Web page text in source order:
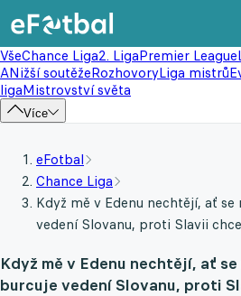
VšeChance Liga2. LigaPremier League
ANižší soutěžeRozhovoryLiga mistrů
ligaMistrovství světa
Více
eFotbal
Chance Liga
Když mě v Edenu nechtějí, ať
vedení Slovanu, proti Slavii
Když mě v Edenu nechtějí, ať
burcuje vedení Slovanu, proti